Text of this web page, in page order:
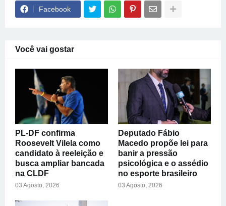
Facebook
Você vai gostar
PL-DF confirma
Roosevelt Vilela como
candidato à reeleição e
busca ampliar bancada
na CLDF
03 Agosto, 2026
Deputado Fábio
Macedo propõe lei para
banir a pressão
psicológica e o assédio
no esporte brasileiro
03 Agosto, 2026